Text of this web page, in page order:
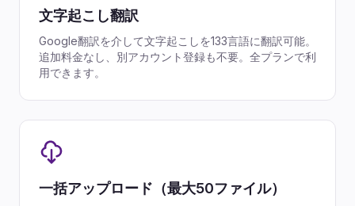
文字起こし翻訳
Google翻訳を介して文字起こしを133言語に翻訳可能。
追加料金なし、別アカウント登録も不要。全プランで利
用できます。
一括アップロード（最大50ファイル）